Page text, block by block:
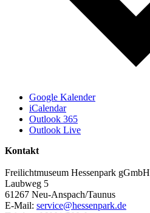
Google Kalender
iCalendar
Outlook 365
Outlook Live
Kontakt
Freilichtmuseum Hessenpark gGmbH
Laubweg 5
61267 Neu-Anspach/Taunus
E-Mail: service@hessenpark.de